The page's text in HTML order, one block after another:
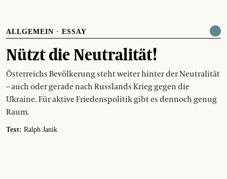
ALLGEMEIN · ESSAY
Nützt die Neutralität!
Österreichs Bevölkerung steht weiter hinter der Neutralität
– auch oder gerade nach Russlands Krieg gegen die
Ukraine. Für aktive Friedenspolitik gibt es dennoch genug
Raum.
Text: Ralph Janik